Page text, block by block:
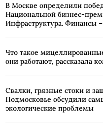
В Москве определили
Национальной бизнес-
Инфраструктура. Финансы
Что такое
они работают, рассказала
Свалки, грязные стоки и
Подмосковье обсудили
экологические проблемы